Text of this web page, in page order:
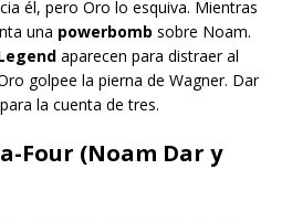
él, pero Oro lo esquiva. Mientras
una powerbomb sobre Noam.
aparecen para distraer al
golpee la pierna de Wagner. Dar
la cuenta de tres.
Four (Noam Dar y